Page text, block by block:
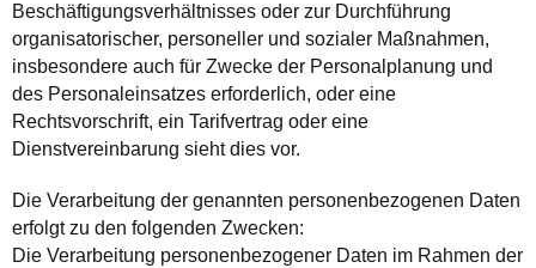
Beschäftigungsverhältnisses oder zur Durchführung
organisatorischer, personeller und sozialer Maßnahmen,
insbesondere auch für Zwecke der Personalplanung und
des Personaleinsatzes erforderlich, oder eine
Rechtsvorschrift, ein Tarifvertrag oder eine
Dienstvereinbarung sieht dies vor.
Die Verarbeitung der genannten personenbezogenen Daten
erfolgt zu den folgenden Zwecken:
Die Verarbeitung personenbezogener Daten im Rahmen der